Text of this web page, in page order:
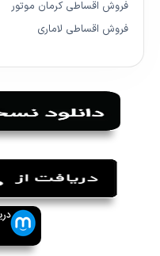
فروش اقساطی کرمان موتور
فروش اقساطی لاماری